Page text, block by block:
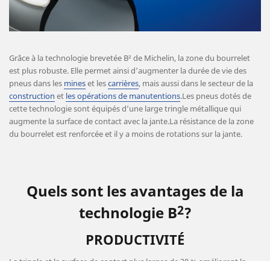
Grâce à la technologie brevetée B² de Michelin, la zone du bourrelet
est plus robuste. Elle permet ainsi d’augmenter la durée de vie des
pneus dans les mineset lescarrières, mais aussi dans le secteur de la
construction et les opérations de manutentions.Les pneus dotés de
cette technologie sont équipés d’une large tringle métallique qui
augmente la surface de contact avec la jante.La résistance de la zone
du bourrelet est renforcée et il y a moins de rotations sur la jante.
Quels sont les avantages de la
technologie B2?
PRODUCTIVITÉ